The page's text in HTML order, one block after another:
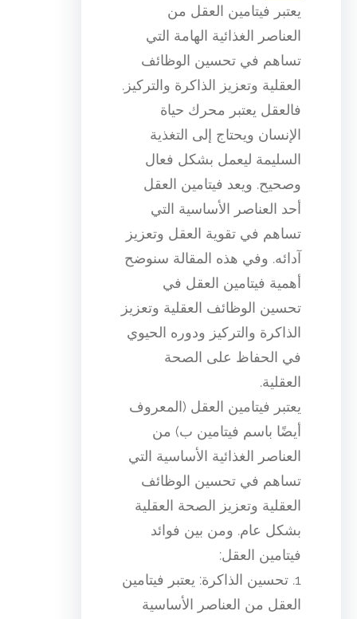
يعتبر فيتامين العقل من
العناصر الغذائية الهامة التي
تساهم في تحسين الوظائف
العقلية وتعزيز الذاكرة والتركيز.
فالعقل يعتبر محرك حياة
الإنسان ويحتاج إلى التغذية
السليمة ليعمل بشكل فعال
وصحيح. ويعد فيتامين العقل
أحد العناصر الأساسية التي
تساهم في تقوية العقل وتعزيز
آدائه. وفي هذه المقالة سنوضح
أهمية فيتامين العقل في
تحسين الوظائف العقلية وتعزيز
الذاكرة والتركيز ودوره الحيوي
في الحفاظ على الصحة
العقلية.
يعتبر فيتامين العقل (المعروف
أيضًا باسم فيتامين ب) من
العناصر الغذائية الأساسية التي
تساهم في تحسين الوظائف
العقلية وتعزيز الصحة العقلية
بشكل عام. ومن بين فوائد
فيتامين العقل:
1. تحسين الذاكرة: يعتبر فيتامين
العقل من العناصر الأساسية